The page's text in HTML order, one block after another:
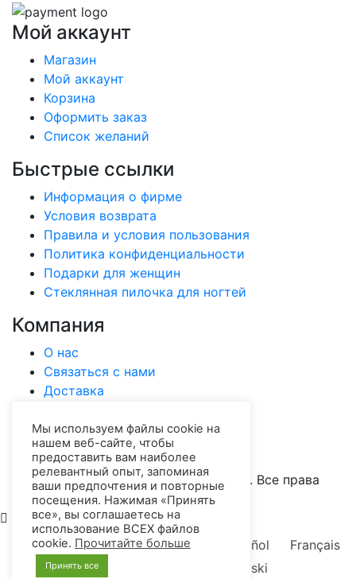
Мой аккаунт
Магазин
Мой аккаунт
Корзина
Оформить заказ
Список желаний
Быстрые ссылки
Информация о фирме
Условия возврата
Правила и условия пользования
Политика конфиденциальности
Подарки для женщин
Стеклянная пилочка для ногтей
Компания
О нас
Связаться с нами
Доставка
Оптовая информация
Отзывы
Copyright © 2026 Mont bleu Store. Все права
защищены.
Мы используем файлы cookie на
нашем веб-сайте, чтобы
предоставить вам наиболее
релевантный опыт, запоминая
ваши предпочтения и повторные
посещения. Нажимая «Принять
все», вы соглашаетесь на
использование ВСЕХ файлов
cookie. Прочитайте больше
Принять все
English Čeština Deutsch Español
Français
Italiano
Polski